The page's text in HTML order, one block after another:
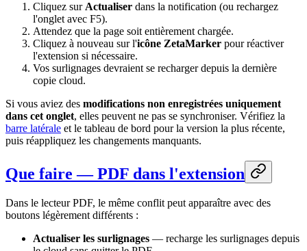
Cliquez sur Actualiser dans la notification (ou rechargez
l'onglet avec F5).
Attendez que la page soit entièrement chargée.
Cliquez à nouveau sur l'icône ZetaMarker pour réactiver
l'extension si nécessaire.
Vos surlignages devraient se recharger depuis la dernière
copie cloud.
Si vous aviez des modifications non enregistrées uniquement
dans cet onglet, elles peuvent ne pas se synchroniser. Vérifiez la
barre latérale et le tableau de bord pour la version la plus récente,
puis réappliquez les changements manquants.
Que faire — PDF dans l'extension
Dans le lecteur PDF, le même conflit peut apparaître avec des
boutons légèrement différents :
Actualiser les surlignages — recharge les surlignages depuis